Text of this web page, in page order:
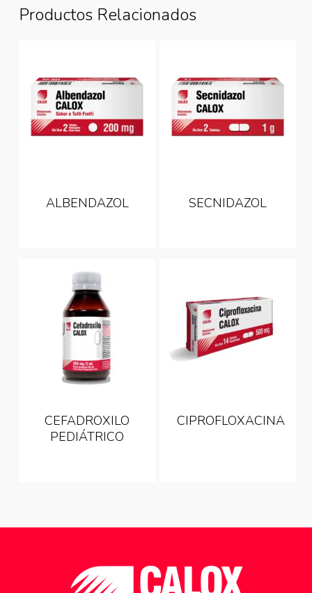
Productos Relacionados
ALBENDAZOL SECNIDAZOL
CEFADROXILO
PEDIÁTRICO
CIPROFLOXACINA